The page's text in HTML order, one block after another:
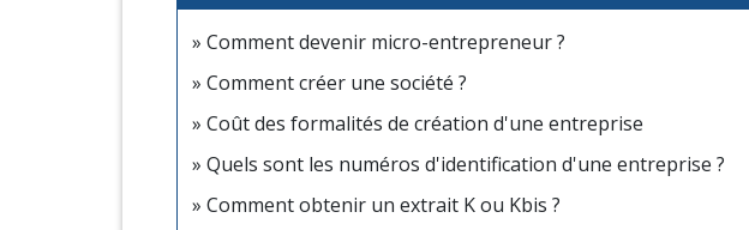
Comment devenir micro-entrepreneur ?
Comment créer une société ?
Coût des formalités de création d'une entreprise
Quels sont les numéros d'identification d'une entreprise ?
Comment obtenir un extrait K ou Kbis ?